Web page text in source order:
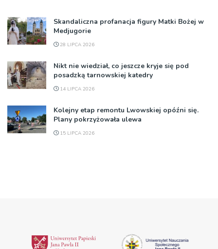
Skandaliczna profanacja figury Matki Bożej w
Medjugorie
28 LIPCA 2026
Nikt nie wiedział, co jeszcze kryje się pod
posadzką tarnowskiej katedry
14 LIPCA 2026
Kolejny etap remontu Lwowskiej opóźni się.
Plany pokrzyżowała ulewa
15 LIPCA 2026